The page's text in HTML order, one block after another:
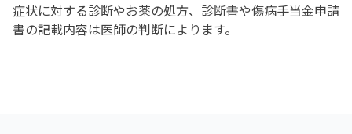
症状に対する診断やお薬の処方、診断書や傷病手当金申請
書の記載内容は医師の判断によります。